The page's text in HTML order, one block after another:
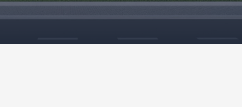
BINGO PLUS (333KM)
BINGO MAX